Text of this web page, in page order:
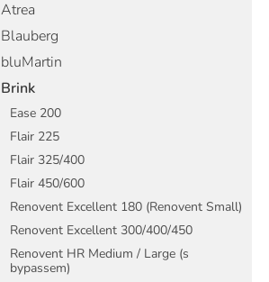
Atrea
Blauberg
bluMartin
Brink
Ease 200
Flair 225
Flair 325/400
Flair 450/600
Renovent Excellent 180 (Renovent Small)
Renovent Excellent 300/400/450
Renovent HR Medium / Large (s
bypassem)